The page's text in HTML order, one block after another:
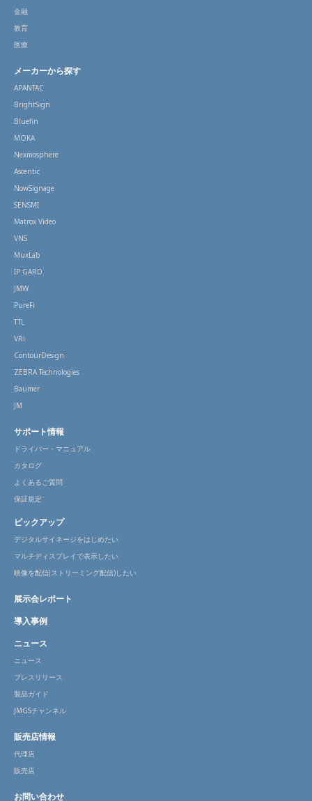
金融
教育
医療
メーカーから探す
APANTAC
BrightSign
Bluefin
MOKA
Nexmosphere
Ascentic
NowSignage
SENSMI
Matrox Video
VNS
MuxLab
IP GARD
JMW
PureFi
TTL
VRi
ContourDesign
ZEBRA Technologies
Baumer
JM
サポート情報
ドライバー・マニュアル
カタログ
よくあるご質問
保証規定
ピックアップ
デジタルサイネージをはじめたい
マルチディスプレイで表示したい
映像を配信(ストリーミング配信)したい
展示会レポート
導入事例
ニュース
ニュース
プレスリリース
製品ガイド
JMGSチャンネル
販売店情報
代理店
販売店
お問い合わせ